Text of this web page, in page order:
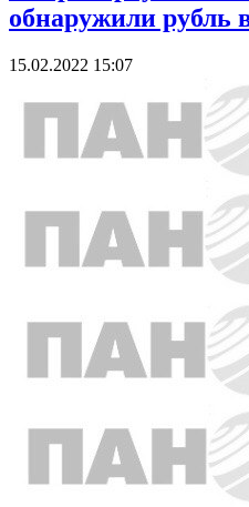
обнаружили рубль
15.02.2022 15:07